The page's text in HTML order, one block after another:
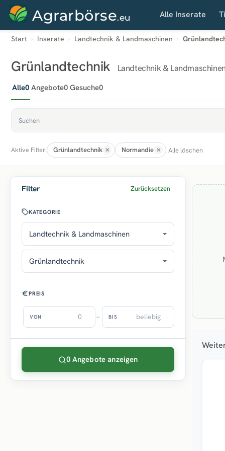
Agrarbörse.eu Alle Inserate
Start Inserate Landtechnik & Landmaschinen
Grünlandtechnik Landtechnik &
Alle0 Angebote0 Gesuche0
Aktive Filter: Grünlandtechnik Normandie Alle löschen
Filter Zurücksetzen
KATEGORIE
Landtechnik & Landmaschinen
Grünlandtechnik
PREIS
VON – BIS
0 Angebote anzeigen